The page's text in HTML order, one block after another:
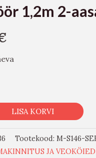
1,2m 2-
LISA KORVI
Tootekood: M-S146-
JA VEOKÖIED